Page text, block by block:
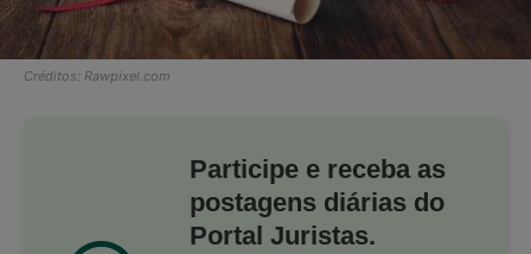
Créditos: Rawpixel.com
Participe e receba as
postagens diárias do
Portal Juristas.